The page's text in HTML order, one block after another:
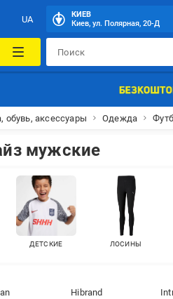
UA
КИЕВ
Киев, ул. Полярная, 20-Д
обувь, аксессуары Одежда
мужские
ДЕТСКИЕ ЛОСИНЫ
Hibrand